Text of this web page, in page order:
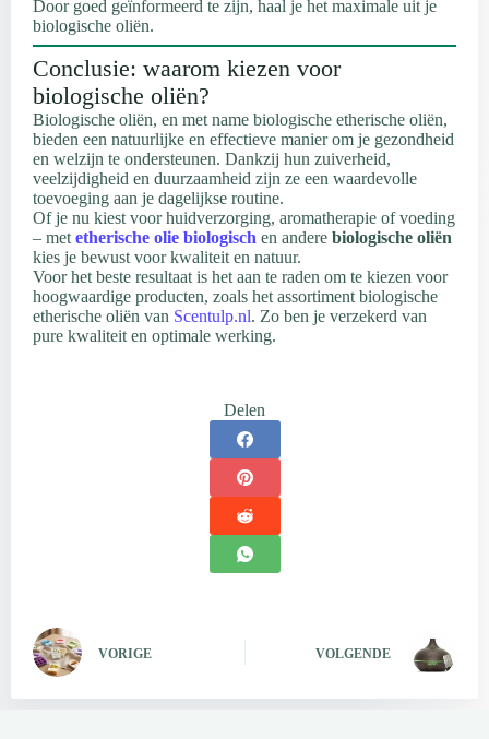
Door goed geïnformeerd te zijn, haal je het maximale uit je
biologische oliën.
Conclusie: waarom kiezen voor
biologische oliën?
Biologische oliën, en met name biologische etherische oliën,
bieden een natuurlijke en effectieve manier om je gezondheid
en welzijn te ondersteunen. Dankzij hun zuiverheid,
veelzijdigheid en duurzaamheid zijn ze een waardevolle
toevoeging aan je dagelijkse routine.
Of je nu kiest voor huidverzorging, aromatherapie of voeding
– met etherische olie biologisch en andere biologische oliën
kies je bewust voor kwaliteit en natuur.
Voor het beste resultaat is het aan te raden om te kiezen voor
hoogwaardige producten, zoals het assortiment biologische
etherische oliën van Scentulp.nl. Zo ben je verzekerd van
pure kwaliteit en optimale werking.
Delen
VORIGE VOLGENDE